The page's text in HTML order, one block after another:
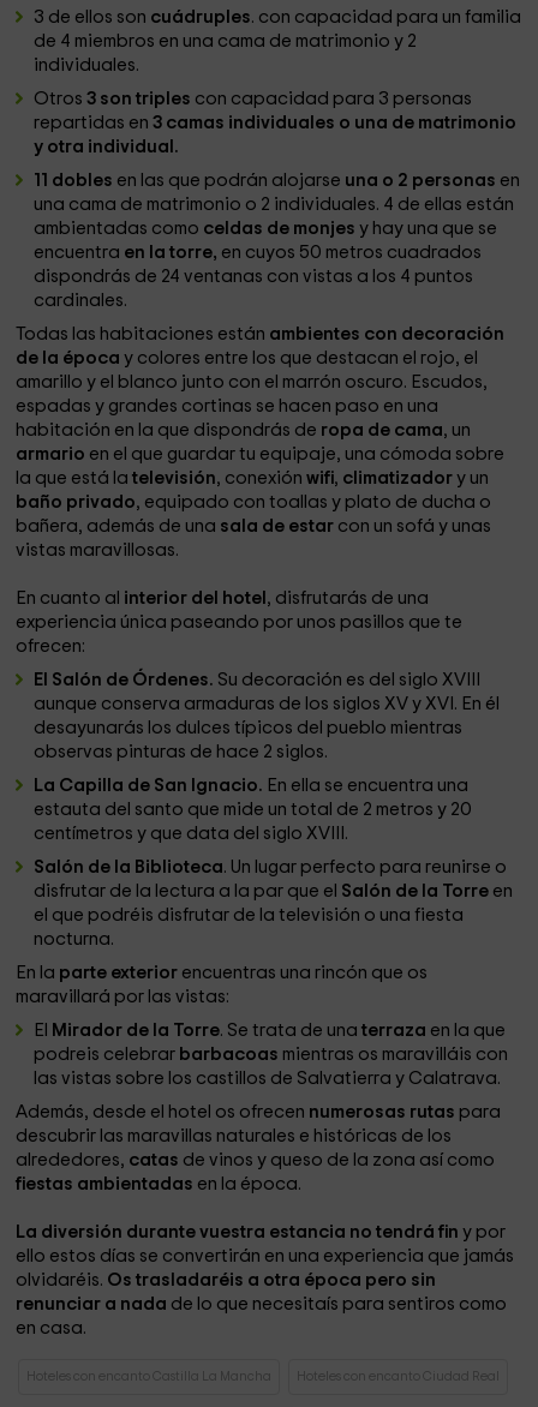
3 de ellos son cuádruples. con capacidad para un familia
de 4 miembros en una cama de matrimonio y 2
individuales.
Otros3 son triples con capacidad para 3 personas
repartidas en3 camas individuales o una de matrimonio
y otra individual.
11 dobles en las que podrán alojarse una o 2 personas en
una cama de matrimonio o 2 individuales. 4 de ellas están
ambientadas como celdas de monjesy hay una que se
encuentra en la torre, en cuyos 50 metros cuadrados
dispondrás de 24 ventanas con vistas a los 4 puntos
cardinales.
Todas las habitaciones están ambientes con decoración
de la época y colores entre los que destacan el rojo, el
amarillo y el blanco junto con el marrón oscuro. Escudos,
espadas y grandes cortinas se hacen paso en una
habitación en la que dispondrás de ropa de cama, un
armario en el que guardar tu equipaje, una cómoda sobre
la que está latelevisión, conexiónwifi, climatizador y un
baño privado, equipado con toallas y plato de ducha o
bañera, además de una sala de estar con un sofá y unas
vistas maravillosas.
En cuanto al interior del hotel , disfrutarás de una
experiencia única paseando por unos pasillos que te
ofrecen:
El Salón de Órdenes. Su decoración es del siglo XVIII
aunque conserva armaduras de los siglos XV y XVI. En él
desayunarás los dulces típicos del pueblo mientras
observas pinturas de hace 2 siglos.
La Capilla de San Ignacio. En ella se encuentra una
estauta del santo que mide un total de 2 metros y 20
centímetros y que data del siglo XVIII.
Salón de la Biblioteca. Un lugar perfecto para reunirse o
disfrutar de la lectura a la par que el Salón de la Torre en
el que podréis disfrutar de la televisión o una fiesta
nocturna.
En la parte exterior encuentras una rincón que os
maravillará por las vistas:
El
Mirador de la Torre. Se trata de unaterraza en la que
podreis celebrar barbacoas mientras os maravilláis con
las vistas sobre los castillos de Salvatierra y Calatrava.
Además, desde el hotel os ofrecen numerosas rutas para
descubrir las maravillas naturales e históricas de los
alrededores, catas de vinos y queso de la zona así como
fiestas ambientadas en la época.
La diversión durante vuestra estancia no tendrá finy por
ello estos días se convertirán en una experiencia que jamás
olvidaréis. Os trasladaréis a otra época pero sin
renunciar a nada de lo que necesitaís para sentiros como
en casa.
Hoteles con encanto Castilla La Mancha Hoteles con encanto Ciudad Real